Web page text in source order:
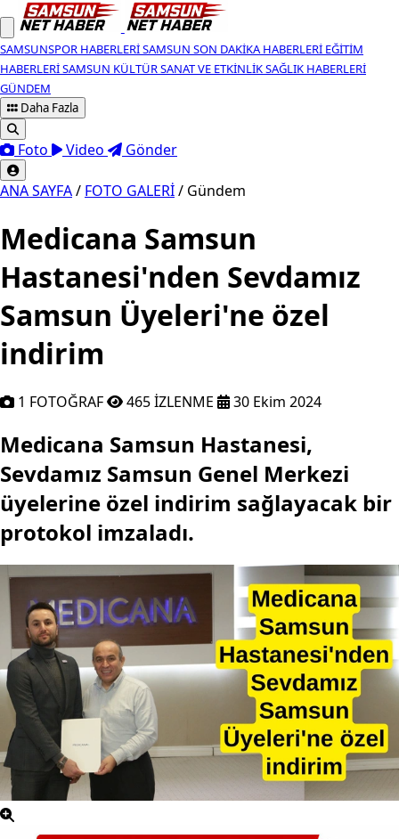
SAMSUNSPOR HABERLERISAMSUN SON DAKIKA HABERLERI EĞITIM
HABERLERISAMSUN KÜLTÜR SANAT VE ETKINLIKSAĞLIK HABERLERI
GÜNDEM
Daha Fazla
Foto Video Gönder
ANA SAYFA/ FOTO GALERİ/ Gündem
Medicana Samsun
Hastanesi'nden Sevdamız
Samsun Üyeleri'ne özel
indirim
1 FOTOĞRAF 465 İZLENME 30 Ekim 2024
Medicana Samsun Hastanesi,
Sevdamız Samsun Genel Merkezi
üyelerine özel indirim sağlayacak bir
protokol imzaladı.